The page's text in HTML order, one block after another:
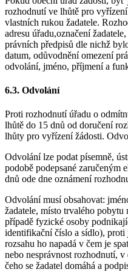
rozhodnutí ve lhůtě pro
vlastních rukou žadatele.
adresu úřadu,označení
právních předpisů dle nichž
datum, odůvodnění omezení
odvolání, jméno, příjmení a
6.3. Odvolání
Proti rozhodnutí úřadu o
lhůtě do 15 dnů od doručení
lhůty pro vyřízení žádosti.
Odvolání lze podat písemně,
podobě podepsané zaručeným
dnů ode dne oznámení
Odvolání musí obsahovat:
žadatele, místo trvalého
případě fyzické osoby
identifikační číslo a sídlo), proti
rozsahu ho napadá v čem je
nebo nesprávnost rozhodnutí, v
čeho se žadatel domáhá a